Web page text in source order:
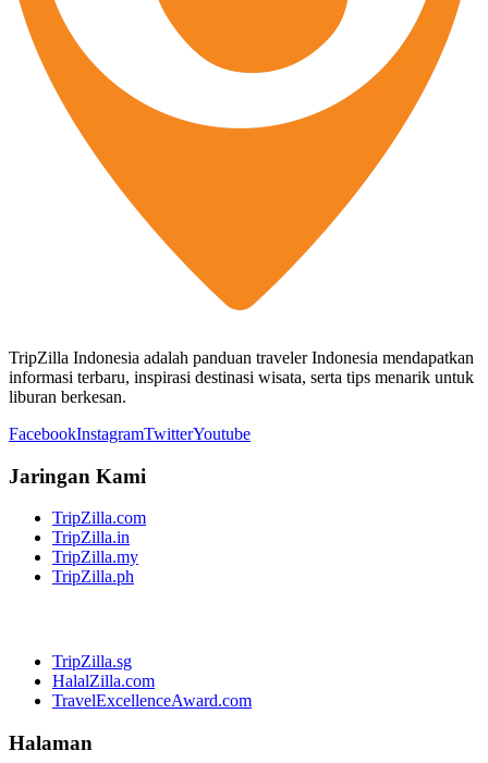
TripZilla Indonesia adalah panduan traveler Indonesia mendapatkan
informasi terbaru, inspirasi destinasi wisata, serta tips menarik untuk
liburan berkesan.
FacebookInstagramTwitterYoutube
Jaringan Kami
TripZilla.com
TripZilla.in
TripZilla.my
TripZilla.ph
TripZilla.sg
HalalZilla.com
TravelExcellenceAward.com
Halaman